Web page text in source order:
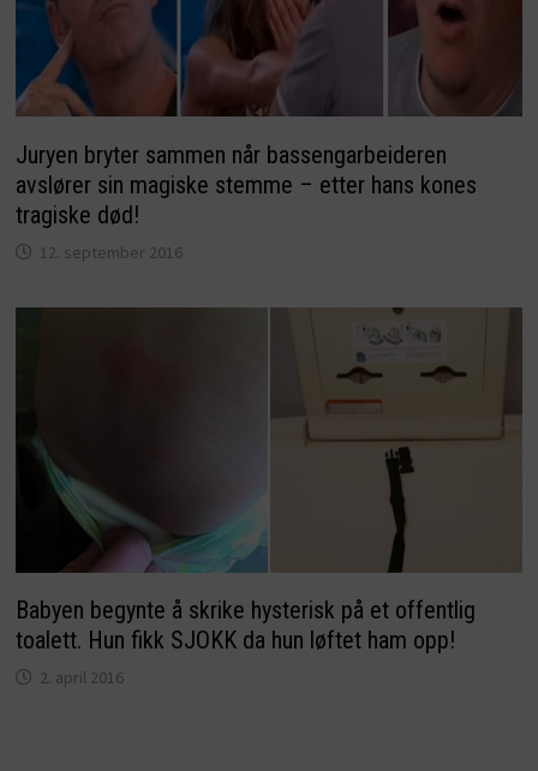
Juryen bryter sammen når bassengarbeideren
avslører sin magiske stemme – etter hans kones
tragiske død!
12. september 2016
Babyen begynte å skrike hysterisk på et offentlig
toalett. Hun fikk SJOKK da hun løftet ham opp!
2. april 2016